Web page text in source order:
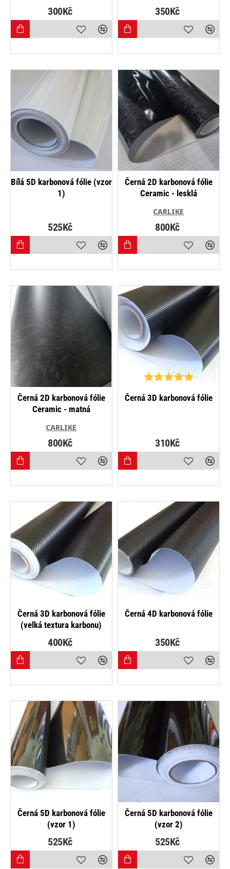
300Kč 350Kč
Bílá 5D karbonová fólie (vzor
1)
525Kč
CARLIKE
Černá 2D karbonová fólie
Ceramic - lesklá
800Kč
CARLIKE
Černá 2D karbonová fólie
Ceramic - matná
800Kč
NEJPRODÁVANĚJŠÍ
Černá 3D karbonová fólie
310Kč
NEJPRODÁVANĚJŠÍ
Černá 3D karbonová fólie
(velká textura karbonu)
400Kč
NEJPRODÁVANĚJŠÍ
Černá 4D karbonová fólie
350Kč
NEJPRODÁVANĚJŠÍ
Černá 5D karbonová fólie
(vzor 1)
525Kč
NEJPRODÁVANĚJŠÍ
Černá 5D karbonová fólie
(vzor 2)
525Kč